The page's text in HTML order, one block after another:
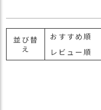
並び替
え
おすすめ順
レビュー順